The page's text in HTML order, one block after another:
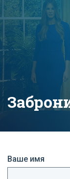
Ваше имя